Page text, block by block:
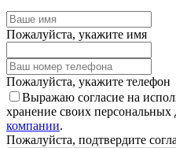
Пожалуйста, укажите имя
Пожалуйста, укажите телефон
Выражаю согласие на
хранение своих персональных
компании.
Пожалуйста, подтвердите